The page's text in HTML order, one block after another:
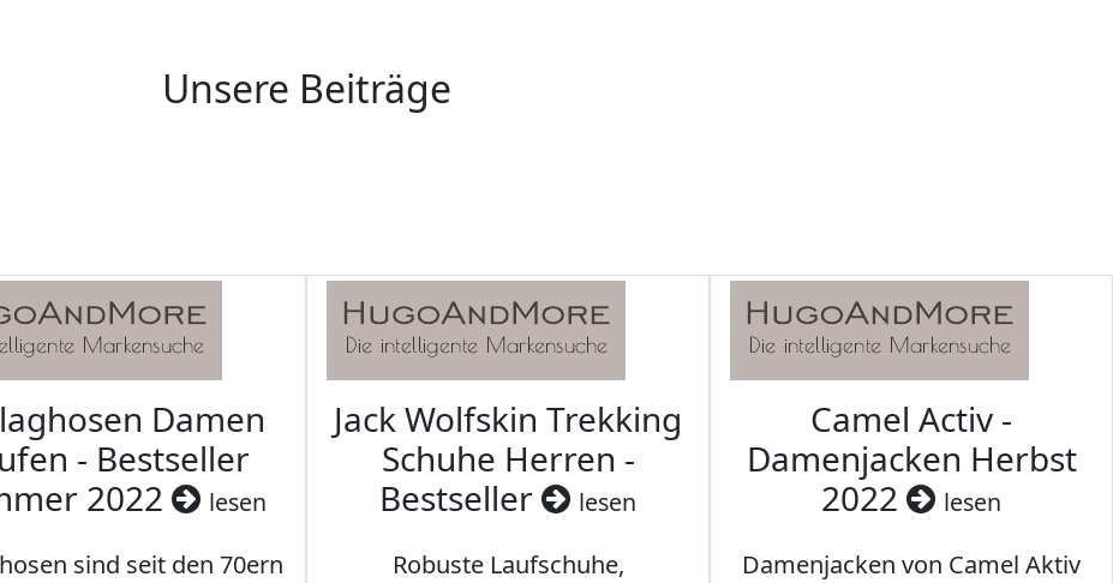
Unsere Beiträge
Damen
- Bestseller
2022
lesen
sind seit den 70ern
Jack Wolfskin Trekking
Schuhe Herren -
Bestseller
lesen
Robuste Laufschuhe,
Camel Activ -
Damenjacken Herbst
2022
lesen
Damenjacken von Camel Aktiv